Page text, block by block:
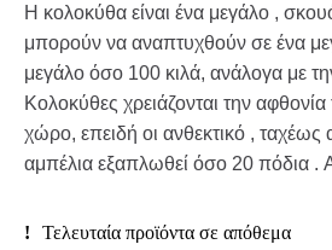
Η κολοκύθα είναι ένα μεγάλο ,
μπορούν να αναπτυχθούν σε ένα
μεγάλο όσο 100 κιλά, ανάλογα με
Κολοκύθες χρειάζονται την
χώρο, επειδή οι ανθεκτικό ,
αμπέλια εξαπλωθεί όσο 20 πόδια .
Τελευταία προϊόντα σε απόθεμα